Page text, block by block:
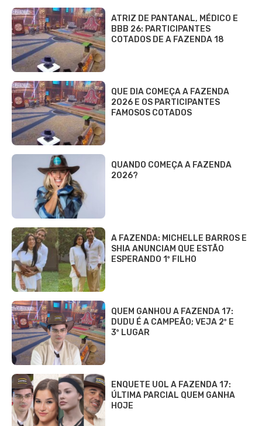
ATRIZ DE PANTANAL, MÉDICO E
BBB 26: PARTICIPANTES
COTADOS DE A FAZENDA 18
QUE DIA COMEÇA A FAZENDA
2026 E OS PARTICIPANTES
FAMOSOS COTADOS
QUANDO COMEÇA A FAZENDA
2026?
A FAZENDA: MICHELLE BARROS E
SHIA ANUNCIAM QUE ESTÃO
ESPERANDO 1º FILHO
QUEM GANHOU A FAZENDA 17:
DUDU É A CAMPEÃO; VEJA 2º E
3º LUGAR
ENQUETE UOL A FAZENDA 17:
ÚLTIMA PARCIAL QUEM GANHA
HOJE